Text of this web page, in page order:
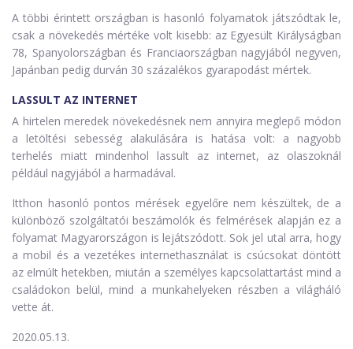
A többi érintett országban is hasonló folyamatok játszódtak le,
csak a növekedés mértéke volt kisebb: az Egyesült Királyságban
78, Spanyolországban és Franciaországban nagyjából negyven,
Japánban pedig durván 30 százalékos gyarapodást mértek.
LASSULT AZ INTERNET
A hirtelen meredek növekedésnek nem annyira meglepő módon
a letöltési sebesség alakulására is hatása volt: a nagyobb
terhelés miatt mindenhol lassult az internet, az olaszoknál
például nagyjából a harmadával.
Itthon hasonló pontos mérések egyelőre nem készültek, de a
különböző szolgáltatói beszámolók és felmérések alapján ez a
folyamat Magyarországon is lejátszódott. Sok jel utal arra, hogy
a mobil és a vezetékes internethasználat is csúcsokat döntött
az elmúlt hetekben, miután a személyes kapcsolattartást mind a
családokon belül, mind a munkahelyeken részben a világháló
vette át.
2020.05.13.